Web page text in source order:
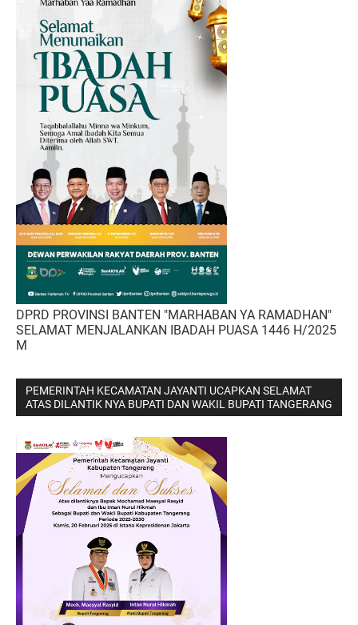
DPRD PROVINSI BANTEN "MARHABAN YA RAMADHAN"
SELAMAT MENJALANKAN IBADAH PUASA 1446 H/2025
M
PEMERINTAH KECAMATAN JAYANTI UCAPKAN SELAMAT
ATAS DILANTIK NYA BUPATI DAN WAKIL BUPATI TANGERANG